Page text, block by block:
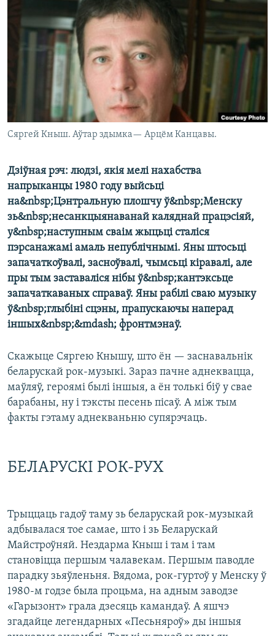
КАЛЯНДАР
НА ХВАЛЯХ СВАБОДЫ
Сяргей Кныш. Аўтар здымка— Арцём Канцавы.
Дзіўная рэч: людзі, якія мелі нахабства
напрыканцы 1980 году выйсьці
на&nbsp;Цэнтральную плошчу ў&nbsp;Менску
зь&nbsp;несанкцыянаванай каляднай працэсіяй,
у&nbsp;наступным сваім жыцьці сталіся
пэрсанажамі амаль непублічнымі. Яны штосьці
запачаткоўвалі, засноўвалі, чымсьці кіравалі, але
пры тым заставаліся нібы ў&nbsp;кантэксьце
запачаткаваных справаў. Яны рабілі сваю музыку
ў&nbsp;глыбіні сцэны, прапускаючы наперад
іншых&nbsp;&mdash; фронтмэнаў.
Скажыце Сяргею Кнышу, што ён — заснавальнік
беларускай рок-музыкі. Зараз пачне аднеквацца,
маўляў, героямі былі іншыя, а ён толькі біў у свае
барабаны, ну і тэксты песень пісаў. А між тым
факты гэтаму аднекваньню супярэчаць.
БЕЛАРУСКІ РОК-РУХ
Трыццаць гадоў таму зь беларускай рок-музыкай
адбывалася тое самае, што і зь Беларускай
Майстроўняй. Нездарма Кныш і там і там
становіцца першым чалавекам. Першым паводле
парадку зьяўленьня. Вядома, рок-гуртоў у Менску ў
1980-м годзе была процьма, на адным заводзе
«Гарызонт» грала дзесяць камандаў. А яшчэ
згадайце легендарных «Песьняроў» ды іншыя